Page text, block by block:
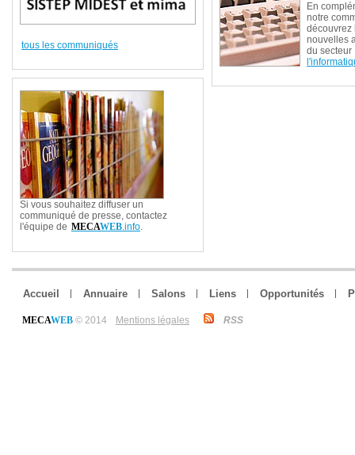
tous les communiqués
En
notre
découvrez
nouvelles
du secteur
Si vous souhaitez diffuser un
communiqué de presse, contactez
l'équipe de MECAWEB.info.
Accueil Annuaire Salons Liens Opportunités
MECAWEB © 2014 Mentions légales RSS